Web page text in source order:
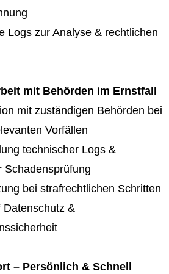
Logs zur Analyse & rechtlichen
mit Behörden im Ernstfall
mit zuständigen Behörden bei
Vorfällen
technischer Logs &
Schadensprüfung
bei strafrechtlichen Schritten
Datenschutz &
– Persönlich & Schnell